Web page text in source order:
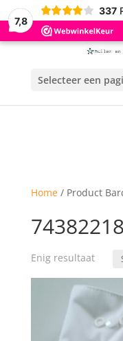
7,8
337
Selecteer een
Home/ Product
Enig resultaat